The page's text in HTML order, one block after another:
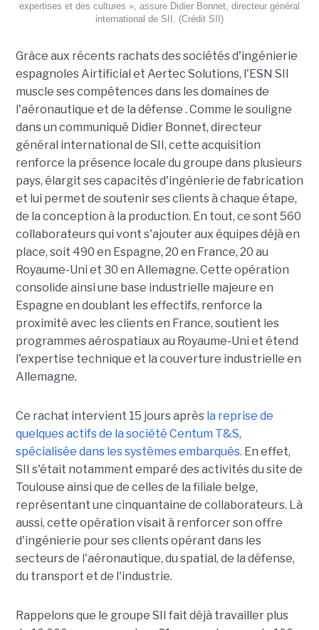
expertises et des cultures », assure Didier Bonnet, directeur général
international de SII. (Crédit SII)
Grâce aux récents rachats des sociétés d'ingénierie
espagnoles Airtificial et Aertec Solutions, l'ESN SII
muscle ses compétences dans les domaines de
l'aéronautique et de la défense . Comme le souligne
dans un communiqué Didier Bonnet, directeur
général international de SII, cette acquisition
renforce la présence locale du groupe dans plusieurs
pays, élargit ses capacités d'ingénierie de fabrication
et lui permet de soutenir ses clients à chaque étape,
de la conception à la production. En tout, ce sont 560
collaborateurs qui vont s'ajouter aux équipes déjà en
place, soit 490 en Espagne, 20 en France, 20 au
Royaume-Uni et 30 en Allemagne. Cette opération
consolide ainsi une base industrielle majeure en
Espagne en doublant les effectifs, renforce la
proximité avec les clients en France, soutient les
programmes aérospatiaux au Royaume-Uni et étend
l'expertise technique et la couverture industrielle en
Allemagne.
Ce rachat intervient 15 jours après la reprise de
quelques actifs de la société Centum T&S,
spécialisée dans les systèmes embarqués. En effet,
SII s'était notamment emparé des activités du site de
Toulouse ainsi que de celles de la filiale belge,
représentant une cinquantaine de collaborateurs. Là
aussi, cette opération visait à renforcer son offre
d'ingénierie pour ses clients opérant dans les
secteurs de l'aéronautique, du spatial, de la défense,
du transport et de l'industrie.
Rappelons que le groupe SII fait déjà travailler plus